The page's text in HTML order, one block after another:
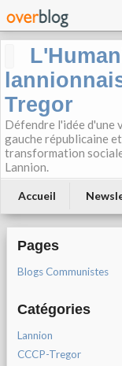
Tregor
Défendre l'idée d'une
gauche républicaine
transformation
Lannion.
Accueil
Pages
Blogs Communistes
Catégories
Lannion
CCCP-Tregor